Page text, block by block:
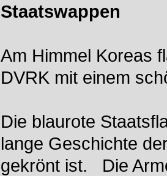
Staatswappen
Am Himmel Koreas
DVRK mit einem
Die blaurote
lange Geschichte
gekrönt ist. Die